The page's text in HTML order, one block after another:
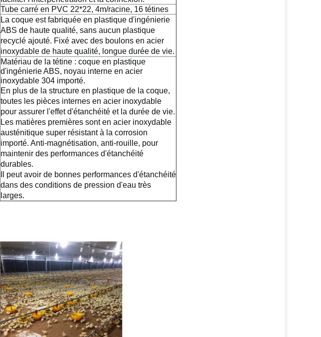
Tube carré en PVC 22*22, 4m/racine, 16 tétines
La coque est fabriquée en plastique d'ingénierie
ABS de haute qualité, sans aucun plastique
recyclé ajouté. Fixé avec des boulons en acier
inoxydable de haute qualité, longue durée de vie.
Matériau de la tétine : coque en plastique
d'ingénierie ABS, noyau interne en acier
inoxydable 304 importé.
En plus de la structure en plastique de la coque,
toutes les pièces internes en acier inoxydable
pour assurer l'effet d'étanchéité et la durée de vie.
Les matières premières sont en acier inoxydable
austénitique super résistant à la corrosion
importé. Anti-magnétisation, anti-rouille, pour
maintenir des performances d'étanchéité
durables.
Il peut avoir de bonnes performances d'étanchéité
dans des conditions de pression d'eau très
larges.